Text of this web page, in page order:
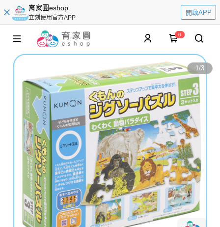
育家圓eshop
立刻使用官方APP
開啟APP
0
1/3